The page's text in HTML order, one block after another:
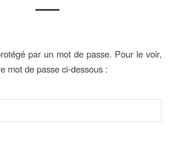
par un mot de passe. Pour le voir,
mot de passe ci-dessous :